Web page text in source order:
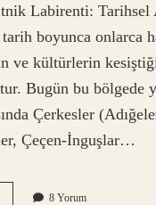
Labirenti: Tarihsel
boyunca onlarca
ve kültürlerin
Bugün bu bölgede
Çerkesler
Çeçen-İnguşlar…
8 Yorum